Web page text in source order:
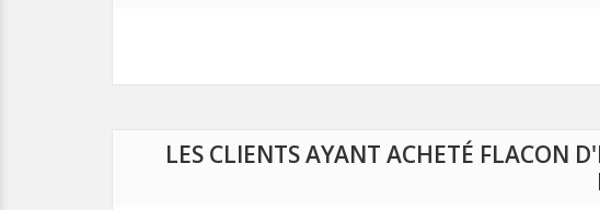
LES CLIENTS AYANT ACHETÉ FLACON